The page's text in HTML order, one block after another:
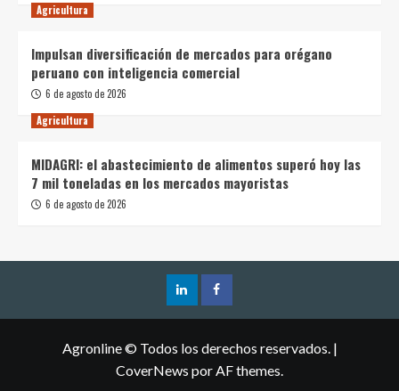
Agricultura
Impulsan diversificación de mercados para orégano
peruano con inteligencia comercial
6 de agosto de 2026
Agricultura
MIDAGRI: el abastecimiento de alimentos superó hoy las
7 mil toneladas en los mercados mayoristas
6 de agosto de 2026
Agronline © Todos los derechos reservados. |
CoverNews por AF themes.